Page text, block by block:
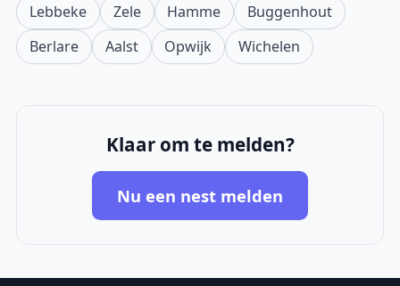
Lebbeke Zele Hamme
Buggenhout
Berlare
Aalst Opwijk Wichelen
Klaar om te melden?
Nu een nest melden